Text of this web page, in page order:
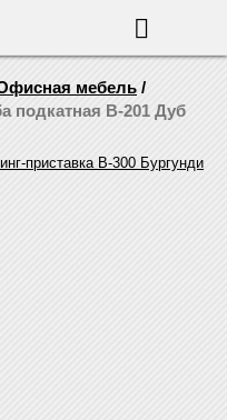
Поиск
мебель /
подкатная B-201 Дуб
приставка B-300 Бургунди